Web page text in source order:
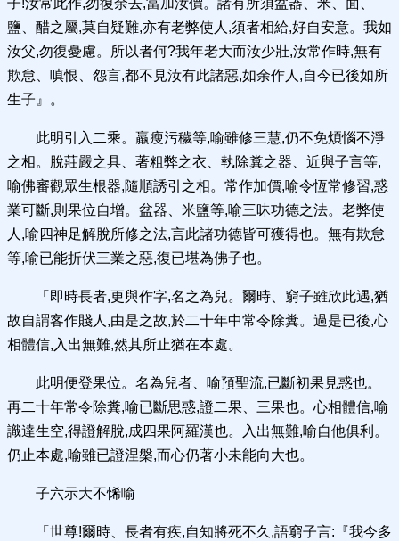
鹽、醋之屬,莫自疑難,亦有老弊使人,須者相給,好自安意。我如
汝父,勿復憂慮。所以者何?我年老大而汝少壯,汝常作時,無有
欺怠、嗔恨、怨言,都不見汝有此諸惡,如余作人,自今已後如所
生子』。
此明引入二乘。羸瘦污穢等,喻雖修三慧,仍不免煩惱不淨
之相。脫莊嚴之具、著粗弊之衣、執除糞之器、近與子言等,
喻佛審觀眾生根器,隨順誘引之相。常作加價,喻令恆常修習,惑
業可斷,則果位自增。盆器、米鹽等,喻三昧功德之法。老弊使
人,喻四神足解脫所修之法,言此諸功德皆可獲得也。無有欺怠
等,喻已能折伏三業之惡,復已堪為佛子也。
「即時長者,更與作字,名之為兒。爾時、窮子雖欣此遇,猶
故自謂客作賤人,由是之故,於二十年中常令除糞。過是已後,心
相體信,入出無難,然其所止猶在本處。
此明便登果位。名為兒者、喻預聖流,已斷初果見惑也。
再二十年常令除糞,喻已斷思惑,證二果、三果也。心相體信,喻
識達生空,得證解脫,成四果阿羅漢也。入出無難,喻自他俱利。
仍止本處,喻雖已證涅槃,而心仍著小未能向大也。
子六示大不悕喻
「世尊!爾時、長者有疾,自知將死不久,語窮子言:『我今多